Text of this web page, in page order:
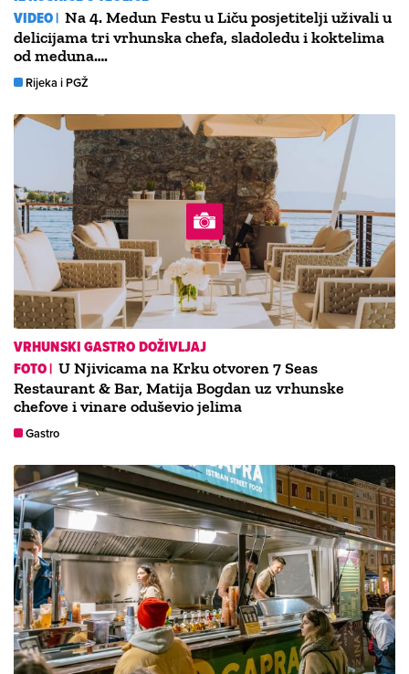
VIDEO | Na 4. Medun Festu u Liču posjetitelji uživali u
delicijama tri vrhunska chefa, sladoledu i koktelima
od meduna….
Rijeka i PGŽ
VRHUNSKI GASTRO DOŽIVLJAJ
FOTO | U Njivicama na Krku otvoren 7 Seas
Restaurant & Bar, Matija Bogdan uz vrhunske
chefove i vinare oduševio jelima
Gastro